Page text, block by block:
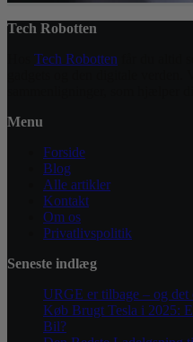
Tech Robotten
Tech Robotten
Menu
Forside
Blog
Alle artikler
Kontakt
Om os
Privatlivspolitik
Seneste indlæg
URGE er tilbage – og det
Køb Brugt Tesla i 2025:
Bil?